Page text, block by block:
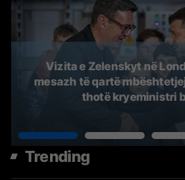
Vizita e Zelenskyt në
mesazh të qartë
thotë kryeministri
Trending